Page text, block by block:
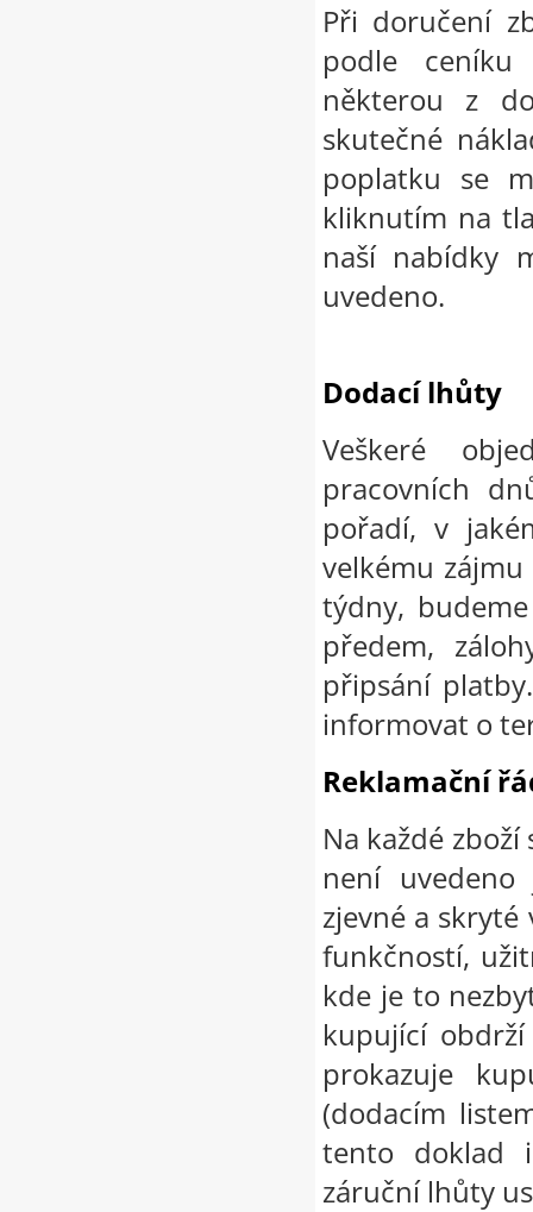
Při doručení
podle ceníku
některou z
skutečné
poplatku se
kliknutím na
naší nabídky
uvedeno.
Dodací lhůty
Veškeré
pracovních
pořadí, v
velkému
týdny,
předem,
připsání
informovat o
Reklamační
Na každé
není
zjevné a
funkčností,
kde je to
kupující
prokazuje
(dodacím
tento doklad
záruční lhůty